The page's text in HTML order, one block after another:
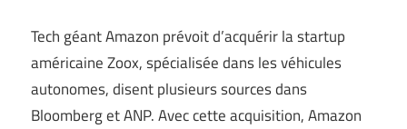
Tech géant Amazon prévoit d’acquérir la startup
américaine Zoox, spécialisée dans les véhicules
autonomes, disent plusieurs sources dans
Bloomberg et ANP. Avec cette acquisition, Amazon